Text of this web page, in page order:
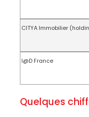
CITYA Immobilier
I@D France
Quelques